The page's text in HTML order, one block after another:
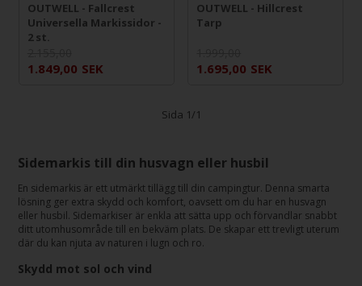
OUTWELL - Fallcrest
Universella Markissidor -
2 st.
1.849,00 SEK
OUTWELL - Hillcrest
Tarp
1.695,00 SEK
Sida 1/1
Sidemarkis till din husvagn eller husbil
En sidemarkis är ett utmärkt tillägg till din campingtur. Denna smarta
lösning ger extra skydd och komfort, oavsett om du har en husvagn
eller husbil. Sidemarkiser är enkla att sätta upp och förvandlar snabbt
ditt utomhusområde till en bekväm plats. De skapar ett trevligt uterum
där du kan njuta av naturen i lugn och ro.
Skydd mot sol och vind